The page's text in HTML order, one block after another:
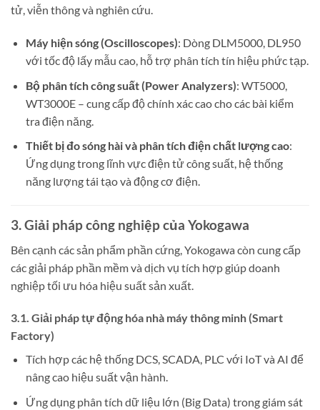
tử, viễn thông và nghiên cứu.
Máy hiện sóng (Oscilloscopes): Dòng DLM5000, DL950
với tốc độ lấy mẫu cao, hỗ trợ phân tích tín hiệu phức tạp.
Bộ phân tích công suất (Power Analyzers): WT5000,
WT3000E – cung cấp độ chính xác cao cho các bài kiểm
tra điện năng.
Thiết bị đo sóng hài và phân tích điện chất lượng cao:
Ứng dụng trong lĩnh vực điện tử công suất, hệ thống
năng lượng tái tạo và động cơ điện.
3. Giải pháp công nghiệp của Yokogawa
Bên cạnh các sản phẩm phần cứng, Yokogawa còn cung cấp
các giải pháp phần mềm và dịch vụ tích hợp giúp doanh
nghiệp tối ưu hóa hiệu suất sản xuất.
3.1. Giải pháp tự động hóa nhà máy thông minh (Smart
Factory)
Tích hợp các hệ thống DCS, SCADA, PLC với IoT và AI để
nâng cao hiệu suất vận hành.
Ứng dụng phân tích dữ liệu lớn (Big Data) trong giám sát